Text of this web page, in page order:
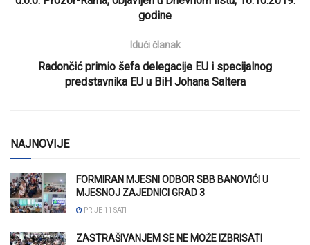
godine
Idući članak
Radončić primio šefa delegacije EU i specijalnog
predstavnika EU u BiH Johana Saltera
NAJNOVIJE
FORMIRAN MJESNI ODBOR SBB BANOVIĆI U
MJESNOJ ZAJEDNICI GRAD 3
PRIJE 11 SATI
ZASTRAŠIVANJEM SE NE MOŽE IZBRISATI